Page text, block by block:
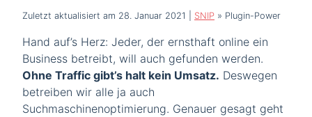
Zuletzt aktualisiert am 28. Januar 2021 SNIP » Plugin-Power
Hand auf’s Herz: Jeder, der ernsthaft online ein
Business betreibt, will auch gefunden werden.
Ohne Traffic gibt’s halt kein Umsatz. Deswegen
betreiben wir alle ja auch
Suchmaschinenoptimierung. Genauer gesagt geht